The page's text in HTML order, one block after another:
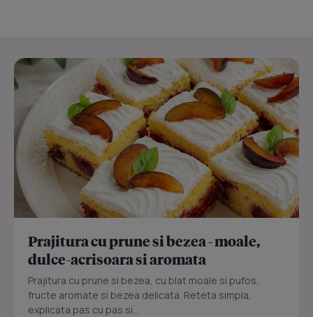
Prajitura cu prune si bezea - moale,
dulce-acrisoara si aromata
Prajitura cu prune si bezea, cu blat moale si pufos,
fructe aromate si bezea delicata. Reteta simpla,
explicata pas cu pas si...